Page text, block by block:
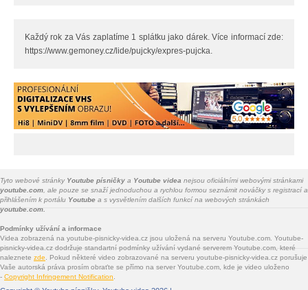
Každý rok za Vás zaplatíme 1 splátku jako dárek. Více informací zde:
https://www.gemoney.cz/lide/pujcky/expres-pujcka.
Tyto webové stránky Youtube písničky a Youtube videa nejsou oficiálními webovými stránkami
youtube.com , ale pouze se snaží jednoduchou a rychlou formou seznámit nováčky s registrací a
přihlášením k portálu Youtube a s vysvětlením dalších funkcí na webových stránkách
youtube.com.
Podmínky užívání a informace
Videa zobrazená na youtube-pisnicky-videa.cz jsou uložená na serveru Youtube.com. Youtube-
pisnicky-videa.cz dodržuje standartní podmínky užívání vydané serverem Youtube.com, které
naleznete zde . Pokud některé video zobrazované na serveru youtube-pisnicky-videa.cz porušuje
Vaše autorská práva prosím obraťte se přímo na server Youtube.com, kde je video uloženo
- Copyright Infringement Notification